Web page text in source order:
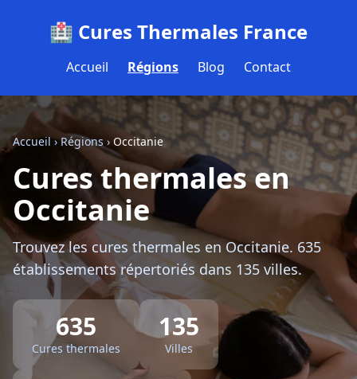
🏥 Cures Thermales France
Accueil Régions Blog Contact
Accueil›Régions › Occitanie
Cures thermales en
Occitanie
Trouvez les cures thermales en Occitanie. 635
établissements répertoriés dans 135 villes.
635
Cures thermales
135
Villes